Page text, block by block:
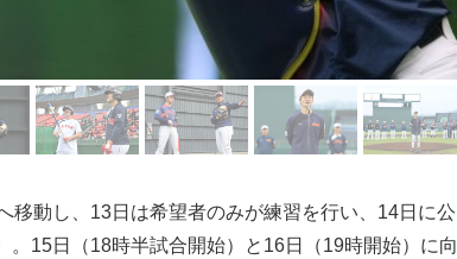
動し、13日は希望者のみが練習を行い、14日に公
。15日（18時半試合開始）と16日（19時開始）に向